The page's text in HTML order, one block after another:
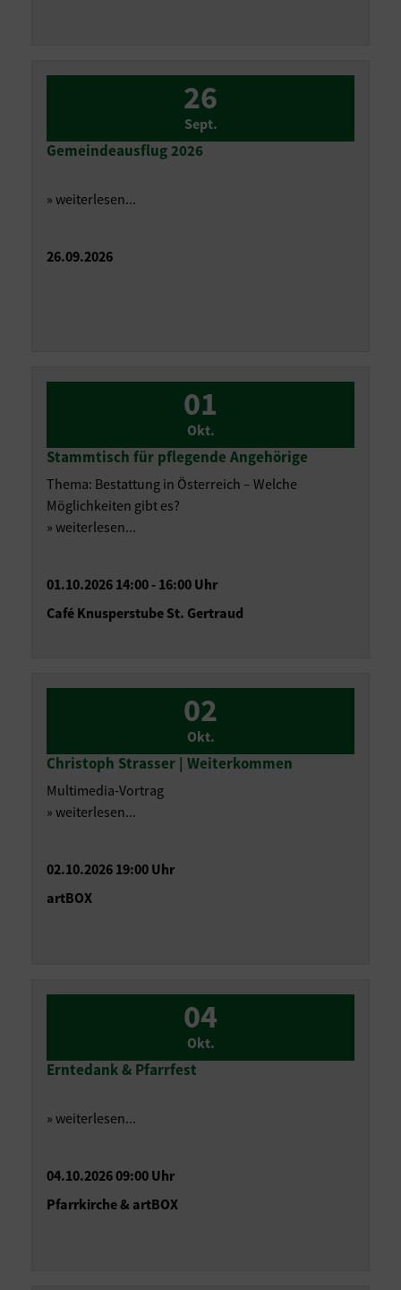
26
Sept.
Gemeindeausflug 2026
» weiterlesen...
26.09.2026
01
Okt.
Stammtisch für pflegende Angehörige
Thema: Bestattung in Österreich – Welche
Möglichkeiten gibt es?
» weiterlesen...
01.10.2026 14:00 - 16:00 Uhr
Café Knusperstube St. Gertraud
02
Okt.
Christoph Strasser | Weiterkommen
Multimedia-Vortrag
» weiterlesen...
02.10.2026 19:00 Uhr
artBOX
04
Okt.
Erntedank & Pfarrfest
» weiterlesen...
04.10.2026 09:00 Uhr
Pfarrkirche & artBOX